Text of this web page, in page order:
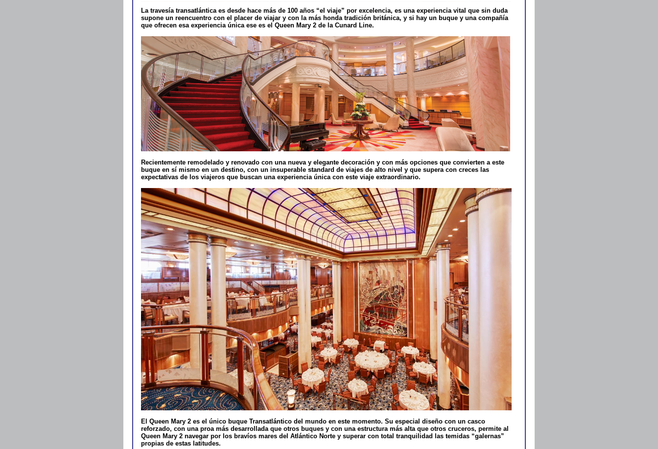
La travesía transatlántica es desde hace más de 100 años “el viaje” por excelencia, es una experiencia vital que sin duda
supone un reencuentro con el placer de viajar y con la más honda tradición británica, y si hay un buque y una compañía
que ofrecen esa experiencia única ese es el Queen Mary 2 de la Cunard Line.
Recientemente remodelado y renovado con una nueva y elegante decoración y con más opciones que convierten a este
buque en sí mismo en un destino, con un insuperable standard de viajes de alto nivel y que supera con creces las
expectativas de los viajeros que buscan una experiencia única con este viaje extraordinario.
El Queen Mary 2 es el único buque Transatlántico del mundo en este momento. Su especial diseño con un casco
reforzado, con una proa más desarrollada que otros buques y con una estructura más alta que otros cruceros, permite al
Queen Mary 2 navegar por los bravíos mares del Atlántico Norte y superar con total tranquilidad las temidas “galernas”
propias de estas latitudes.